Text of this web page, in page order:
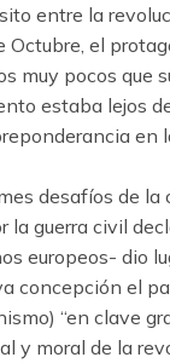
entre la
el
muy pocos que
estaba lejos
en
desafíos de la
la guerra civil
europeos- dio
concepción el
“en clave
y moral de la